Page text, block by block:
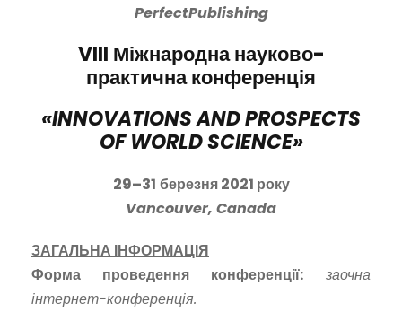
PerfectPublishing
VIII Міжнародна науково-
практична конференція
«INNOVATIONS AND PROSPECTS
OF WORLD SCIENCE»
29–31 березня 2021 року
Vancouver, Canada
ЗАГАЛЬНА ІНФОРМАЦІЯ
Форма проведення конференції:
заочна
інтернет-конференція.